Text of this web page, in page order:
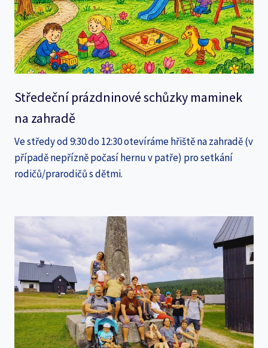
Středeční prázdninové schůzky maminek
na zahradě
Ve středy od 9:30 do 12:30 otevíráme hřiště na zahradě (v
případě nepřízně počasí hernu v patře) pro setkání
rodičů/prarodičů s dětmi.